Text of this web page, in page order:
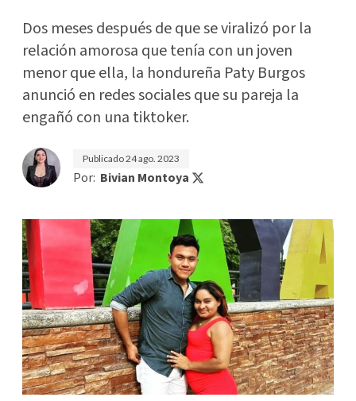
Dos meses después de que se viralizó por la
relación amorosa que tenía con un joven
menor que ella, la hondureña Paty Burgos
anunció en redes sociales que su pareja la
engañó con una tiktoker.
Publicado24 ago. 2023
Por: Bivian Montoya